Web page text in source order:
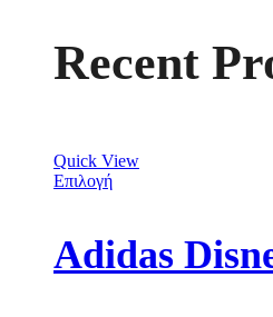
Recent
Quick View
Επιλογή
Adidas